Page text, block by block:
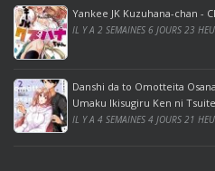
ff
i
c
e
2
0
1
Yankee JK Kuzuhana-chan -
IL Y A 2 SEMAINES 6 JOURS 23
Danshi da to Omotteita
Umaku Ikisugiru Ken ni
IL Y A 4 SEMAINES 4 JOURS 21